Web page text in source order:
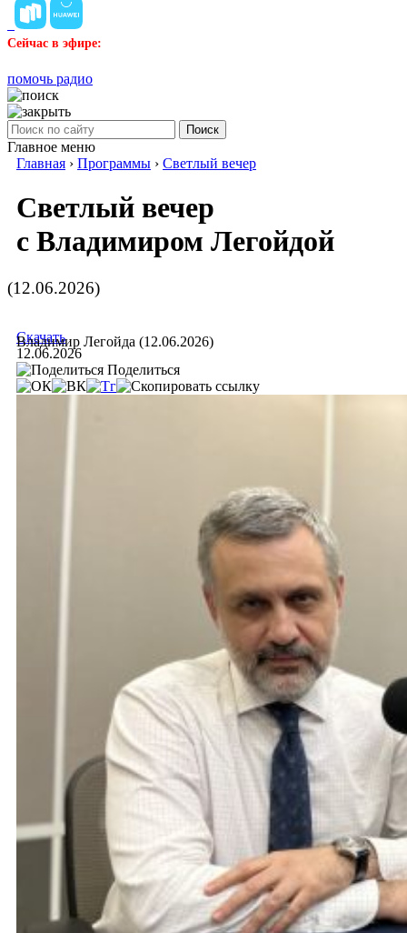
Сейчас в эфире:
помочь радио
Поиск
Главное меню
Главная › Программы › Светлый вечер
Светлый вечер
с Владимиром Легойдой
(12.06.2026)
Владимир Легойда (12.06.2026)
Скачать
12.06.2026
Поделиться